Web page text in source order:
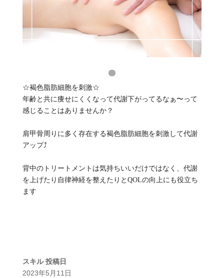
☆褐色脂肪細胞を刺激☆
年齢と共に痩せにくくなって代謝下がってるなぁ〜って
感じることはありませんか？
肩甲骨周りに多く存在する褐色脂肪細胞を刺激して代謝
アップ⤴️
背中のトリートメントは気持ちいいだけではなく、代謝
を上げたり自律神経を整えたりとQOLの向上にも役立ち
ます
スキル 投稿日
2023年5月11日